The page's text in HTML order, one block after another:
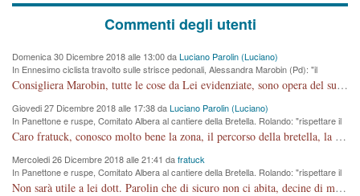
Commenti degli utenti
Domenica 30 Dicembre 2018 alle 13:00 daLuciano Parolin (Luciano)
In Ennesimo ciclista travolto sulle strisce pedonali, Alessandra Marobin (Pd): "il
Comune si svegli"
Consigliera Marobin, tutte le cose da Lei evidenziate, sono opera del suo ex Assessore e compagno di Partito Antonio Marco Dalla Pozza Assessore alla "progettazione" di piste ciclabili e altre porcherie. A lui manderei il conto da saldare per incidenti e danni alle persone. E' ora che "finiamola." Avete perso rassegnatevi. qui IL SINDACO RUCCO NON C'ENTRA PER NIENTE. CAPITO!!!!!!!! Amen.
Giovedi 27 Dicembre 2018 alle 17:38 daLuciano Parolin (Luciano)
In Panettone e ruspe, Comitato Albera al cantiere della Bretella. Rolando: "rispettare il
cronoprogramma"
Caro fratuck, conosco molto bene la zona, il percorso della bretella, la situazione dei cittadini, abito in Viale Trento. A partire dal 2003 ho partecipato al Comitato di Maddalene pro bretella, e a riunioni propositive per apportare modifiche al progetto. Numerose mie foto del territorio sono arrivate a Roma, altri miei interventi (non graditi dalla Sx) sono stati pubblicati dal GdV, assieme ad altri come Ciro Asproso, ora favorevole alla bretella. Ho partecipato alla raccolta firme per la chiusura della strada x 5 giorni eseguita dal Sindaco Hullwech per sforamento 180 Micro/g. Pertanto come impegno per la tematica sono apposto con la coscienza. Ora il Progetto è partito, fine! Voglio dire che la nuova Giunta "comunale" non c'entra più. L'opera sarà "malauguratamente" eseguita, ma non con il mio placet. Il Consigliere Comunale dovrebbe capire che la campagna elettorale è finita, con buona pace di tutti. Quello che invece dovrebbe interessare è la proprietà della strada, dall'uscita autostradale Ovest, sino alla Rotatoria dell'Albara, vi sono tre possessori: Autostrade SpA; La Provincia, il Comune. Come la mettiamo per il futuro ? I costi, da 50 sono saliti a 100 milioni di € come dire 20 milioni a KM (!) da non credere. Comunque si farà. Ma nessuno canti Vittoria, anzi meglio non farne un ulteriore fatto "partitico" per questioni elettorali o di seggio. Se mi manda la sua mail, sono disponibile ad inviare i documenti e le foto sopra descritte. Con ossequi, Luciano Parolin
Mercoledi 26 Dicembre 2018 alle 21:41 dafratuck
In Panettone e ruspe, Comitato Albera al cantiere della Bretella. Rolando: "rispettare il
cronoprogramma"
Non sarà utile a lei dott. Parolin che di sicuro non ci abita, decine di migliaia di TIR, automobili e padroncini che passano quotidianamente per una strada appena rotabile, non è più possibile stendere i panni, attraversare la strada senza rischiare la morte, le case stanno crepando, i tempi sono cambiati e la bretella non passerà assolutamente per maddalene (ma cosa sta a dire?!), dia invece responsabilità a chi ha costruito tagliando la strada che doveva invece terminare a isola vicentina e non al moracchino lasciando Motta di Costabissara ancora in panne di traffico. I tempi sono cambiati dottore e se l'anagrafe della vita stagna nell'essere umano impressioni conservatrici, la società non le considera perchè va avanti, si industrializza e ha bisogno di infrastrutture e di sviluppo. Ultima considerazione, se è geloso di Rolando perchè vede in lui solo campagne politiche mentre si difendono i SOLI diritti dei cittadini, la preghiamo faccia considerazioni più appropriate. Saluti e complimenti per i suoi scritti.